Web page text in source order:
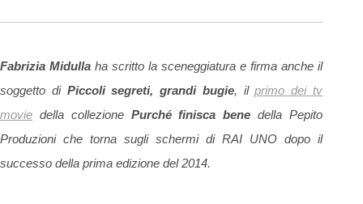
Fabrizia Midulla ha scritto la sceneggiatura e firma anche il
soggetto di Piccoli segreti, grandi bugie, ilprimo dei tv
movie della collezione Purché finisca bene della Pepito
Produzioni che torna sugli schermi di RAI UNO dopo il
successo della prima edizione del 2014.